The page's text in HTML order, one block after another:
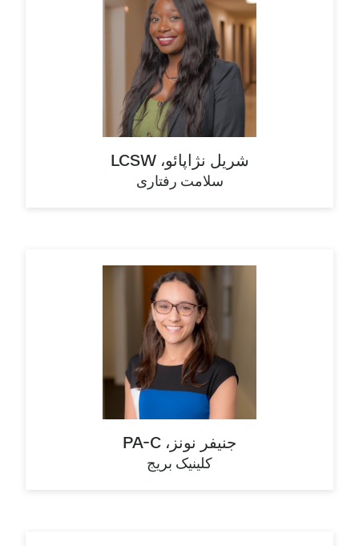
شریل نژاپائو، LCSW
سلامت رفتاری
جنیفر نونز، PA-C
کلینیک بریج